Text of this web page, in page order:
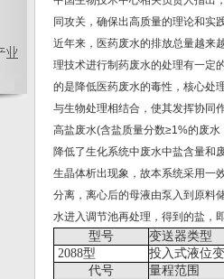
同攻关，确保出高质量的理论和实
近年来，医药废水的排放总量越来
理技术进行制药废水的处理有一定
的是降低医药废水的毒性，核心处
与生物处理相结合，使其发挥协同
高盐废水(含盐质量分数≥1%的废
降低了生化系统中废水中盐含量和
生晶体析出现象，故本系统采用一
分离，离心后的母液由泵入到原料
水进入调节池再处理，得到的盐，
型号
变送器类型
2088型
投入式液位
代号
量程范围